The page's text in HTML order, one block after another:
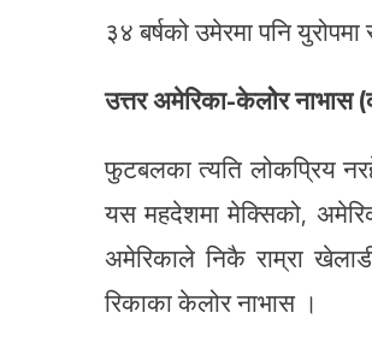
३४ बर्षको उमेरमा पनि
उत्तर अमेरिका-केलोेर नाभास
फुटबलका त्यति लोकप्रिय
यस महदेशमा मेक्सिको,
अमेरिकाले निकै राम्रा
रिकाका केलोर नाभास ।